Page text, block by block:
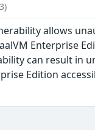
allows
Enterprise
can result in
Edition